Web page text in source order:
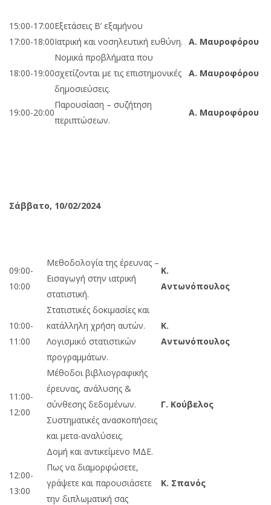
15:00-17:00Εξετάσεις Β’ εξαμήνου
17:00-18:00Ιατρική και νοσηλευτική ευθύνη. Α. Μαυροφόρου
18:00-19:00
Νομικά προβλήματα που
σχετίζονται με τις επιστημονικές
δημοσιεύσεις.
Α. Μαυροφόρου
19:00-20:00
Παρουσίαση – συζήτηση
περιπτώσεων.
Α. Μαυροφόρου
Σάββατο, 10/02/2024
09:00-
10:00
Μεθοδολογία της έρευνας –
Εισαγωγή στην ιατρική
στατιστική.
Κ.
Αντωνόπουλος
10:00-
11:00
Στατιστικές δοκιμασίες και
κατάλληλη χρήση αυτών.
Λογισμικό στατιστικών
προγραμμάτων.
Κ.
Αντωνόπουλος
11:00-
12:00
Μέθοδοι βιβλιογραφικής
έρευνας, ανάλυσης &
σύνθεσης δεδομένων.
Συστηματικές ανασκοπήσεις
και μετα-αναλύσεις.
Γ. Κούβελος
12:00-
13:00
Δομή και αντικείμενο ΜΔΕ.
Πως να διαμορφώσετε,
γράψετε και παρουσιάσετε
την διπλωματική σας
Κ. Σπανός